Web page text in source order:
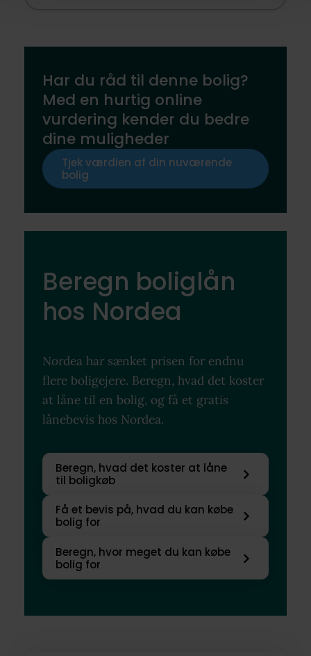
Har du råd til denne bolig?
Med en hurtig online
vurdering kender du bedre
dine muligheder
Tjek værdien af din nuværende
bolig
Beregn boliglån
hos Nordea
Nordea har sænket prisen for endnu
flere boligejere. Beregn, hvad det koster
at låne til en bolig, og få et gratis
lånebevis hos Nordea.
Beregn, hvad det koster at låne
til boligkøb
Få et bevis på, hvad du kan købe
bolig for
Beregn, hvor meget du kan købe
bolig for